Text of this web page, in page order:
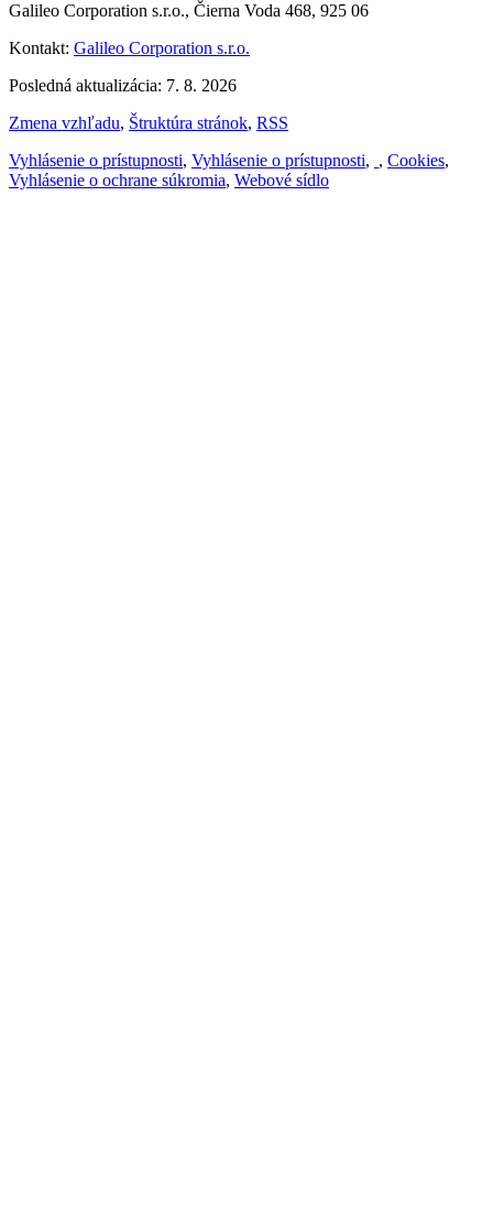
Galileo Corporation s.r.o., Čierna Voda 468, 925 06
Kontakt: Galileo Corporation s.r.o.
Posledná aktualizácia: 7. 8. 2026
Zmena vzhľadu, Štruktúra stránok, RSS
Vyhlásenie o prístupnosti, Vyhlásenie o prístupnosti, , Cookies,
Vyhlásenie o ochrane súkromia, Webové sídlo